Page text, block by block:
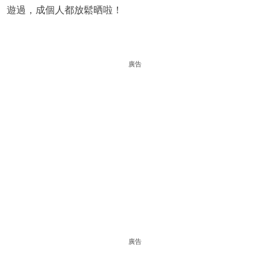
遊過，成個人都放鬆晒啦！
廣告
廣告